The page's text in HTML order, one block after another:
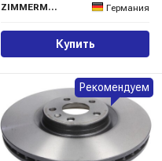
ZIMMERMANN
Германия
Купить
Рекомендуем